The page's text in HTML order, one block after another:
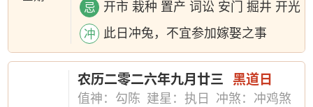
忌 开市 栽种 置产 词讼 安门 掘井 开光
冲 此日冲兔，不宜参加嫁娶之事
农历二零二六年九月廿三 黑道日
值神：勾陈 建星：执日
冲煞：冲鸡煞